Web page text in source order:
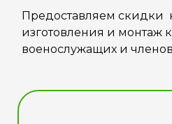
Предоставляем скидки
изготовления и монтаж
военослужащих и